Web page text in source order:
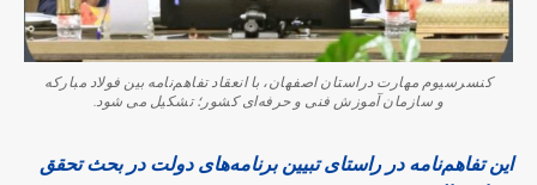
کنسرسیوم مهارت دراستان اصفهان، با انعقاد تفاهم‌نامه بین فولاد مبارکه
و سازمان آموزش فنی و حرفه‌ای کشور؛ تشکیل می شود.
این تفاهم‌نامه در راستای تبیین برنامه‌های دولت در بحث تحقق